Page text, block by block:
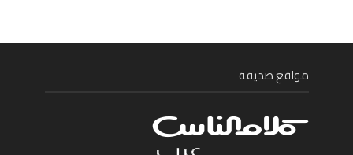
مواقع صديقة